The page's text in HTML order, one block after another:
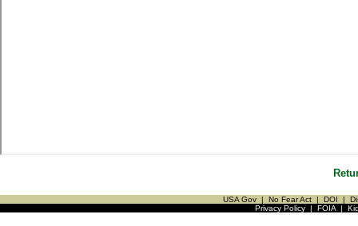
USA Gov | No Fear Act | DOI |
Privacy Policy| FOIA|